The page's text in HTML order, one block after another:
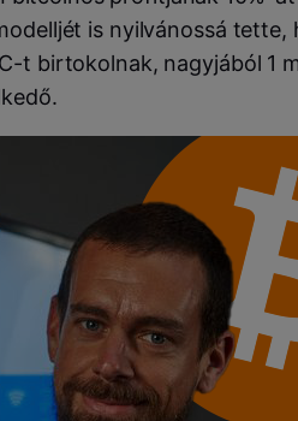
is nyilvánossá tette,
t birtokolnak, nagyjából 1